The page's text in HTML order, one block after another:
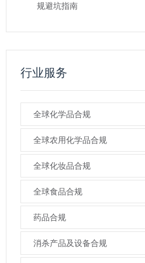
规避坑指南
行业服务
全球化学品合规
全球农用化学品合规
全球化妆品合规
全球食品合规
药品合规
消杀产品及设备合规